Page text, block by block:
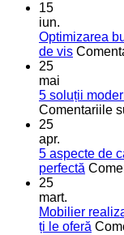
15
iun.
Optimizarea
de vis
25
mai
5 soluții
Comentariile
25
apr.
5 aspecte de
perfectă
25
mart.
Mobilier
ți le oferă